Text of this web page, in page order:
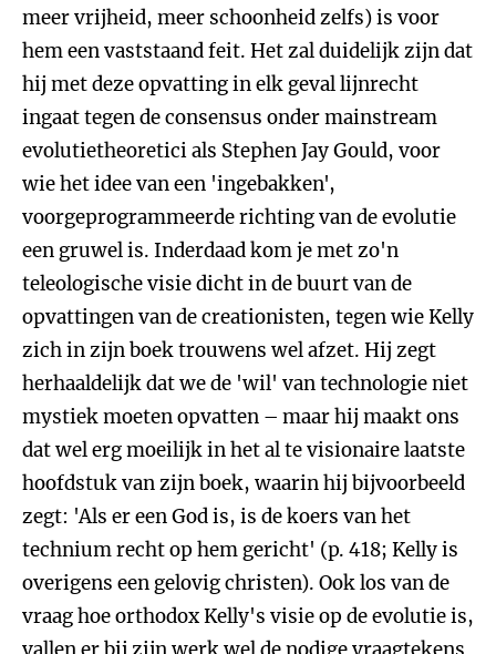
meer vrijheid, meer schoonheid zelfs) is voor
hem een vaststaand feit. Het zal duidelijk zijn dat
hij met deze opvatting in elk geval lijnrecht
ingaat tegen de consensus onder mainstream
evolutietheoretici als Stephen Jay Gould, voor
wie het idee van een 'ingebakken',
voorgeprogrammeerde richting van de evolutie
een gruwel is. Inderdaad kom je met zo'n
teleologische visie dicht in de buurt van de
opvattingen van de creationisten, tegen wie Kelly
zich in zijn boek trouwens wel afzet. Hij zegt
herhaaldelijk dat we de 'wil' van technologie niet
mystiek moeten opvatten – maar hij maakt ons
dat wel erg moeilijk in het al te visionaire laatste
hoofdstuk van zijn boek, waarin hij bijvoorbeeld
zegt: 'Als er een God is, is de koers van het
technium recht op hem gericht' (p. 418; Kelly is
overigens een gelovig christen). Ook los van de
vraag hoe orthodox Kelly's visie op de evolutie is,